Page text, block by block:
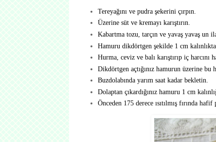
Tereyağını ve pudra şekerini çırpın.
Üzerine süt ve kremayı karıştırın.
Kabartma tozu, tarçın ve yavaş yavaş un
Hamuru dikdörtgen şekilde 1 cm kalınlıkta
Hurma, ceviz ve balı karıştırıp iç harcını
Dikdörtgen açtığınız hamurun üzerine bu
Buzdolabında yarım saat kadar bekletin.
Dolaptan çıkardığınız hamuru 1 cm
Önceden 175 derece ısıtılmış fırında